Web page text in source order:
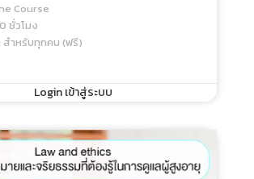
Course
ชั่วโมง
สำหรับทุกคน (ฟรี)
Login เข้าสู่ระบบ